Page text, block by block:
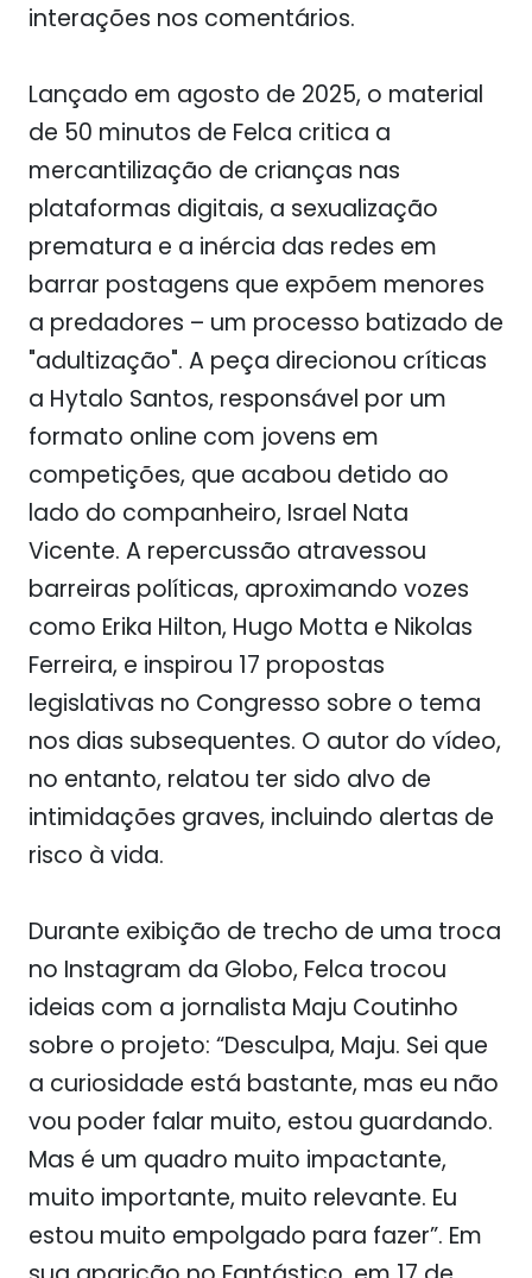
interações nos comentários.
Lançado em agosto de 2025, o material
de 50 minutos de Felca critica a
mercantilização de crianças nas
plataformas digitais, a sexualização
prematura e a inércia das redes em
barrar postagens que expõem menores
a predadores – um processo batizado de
"adultização". A peça direcionou críticas
a Hytalo Santos, responsável por um
formato online com jovens em
competições, que acabou detido ao
lado do companheiro, Israel Nata
Vicente. A repercussão atravessou
barreiras políticas, aproximando vozes
como Erika Hilton, Hugo Motta e Nikolas
Ferreira, e inspirou 17 propostas
legislativas no Congresso sobre o tema
nos dias subsequentes. O autor do vídeo,
no entanto, relatou ter sido alvo de
intimidações graves, incluindo alertas de
risco à vida.
Durante exibição de trecho de uma troca
no Instagram da Globo, Felca trocou
ideias com a jornalista Maju Coutinho
sobre o projeto: “Desculpa, Maju. Sei que
a curiosidade está bastante, mas eu não
vou poder falar muito, estou guardando.
Mas é um quadro muito impactante,
muito importante, muito relevante. Eu
estou muito empolgado para fazer”. Em